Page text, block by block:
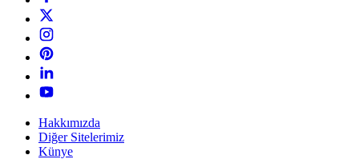
Hakkımızda
Diğer Sitelerimiz
Künye